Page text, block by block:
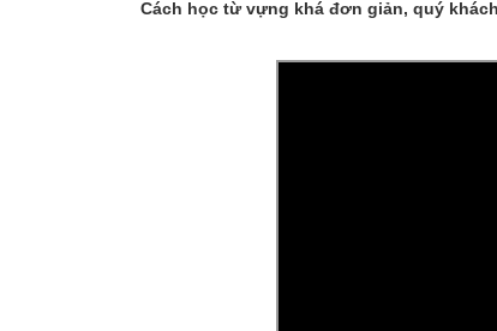
Cách học từ vựng khá đơn giản, quý